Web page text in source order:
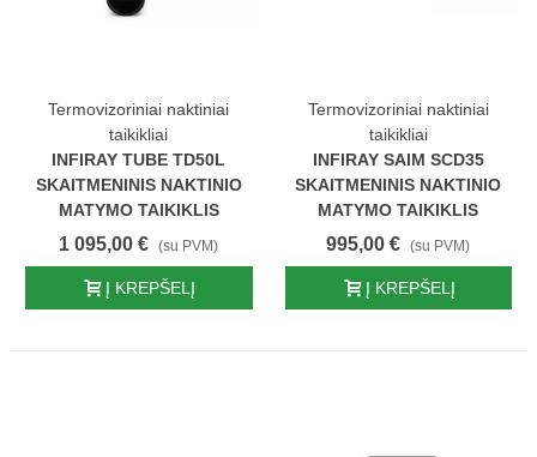
Termovizoriniai naktiniai
taikikliai
INFIRAY TUBE TD50L
SKAITMENINIS NAKTINIO
MATYMO TAIKIKLIS
1 095,00 € (su PVM)
Į KREPŠELĮ
Termovizoriniai naktiniai
taikikliai
INFIRAY SAIM SCD35
SKAITMENINIS NAKTINIO
MATYMO TAIKIKLIS
995,00 € (su PVM)
Į KREPŠELĮ